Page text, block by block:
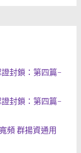
封鎖：第四篇-
封鎖：第四篇-
頻 群揚資通用